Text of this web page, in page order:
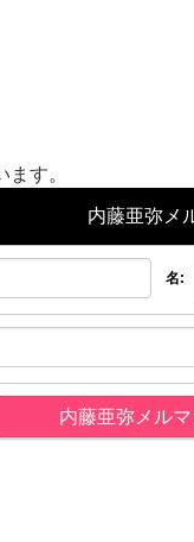
す。
内藤亜弥メ
名: